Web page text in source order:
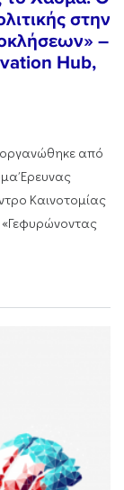
στην
–
Hub,
από
Έρευνας
Καινοτομίας
«Γεφυρώνοντας